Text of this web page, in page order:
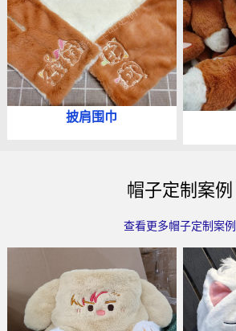
披肩围巾
帽子定制案例
查看更多帽子定制案例